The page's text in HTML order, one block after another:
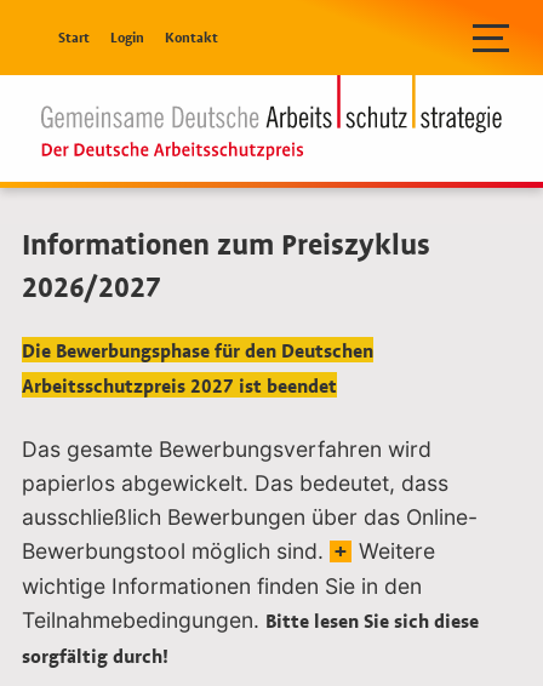
Navigation überspringen
Start Login Kontakt
Informationen zum Preiszyklus
2026/2027
Die Bewerbungsphase für den Deutschen
Arbeitsschutzpreis 2027 ist beendet
Das gesamte Bewerbungsverfahren wird
papierlos abgewickelt. Das bedeutet, dass
ausschließlich Bewerbungen über das Online-
Bewerbungstool möglich sind.
Weitere
wichtige Informationen finden Sie in den
Teilnahmebedingungen. Bitte lesen Sie sich diese
sorgfältig durch!